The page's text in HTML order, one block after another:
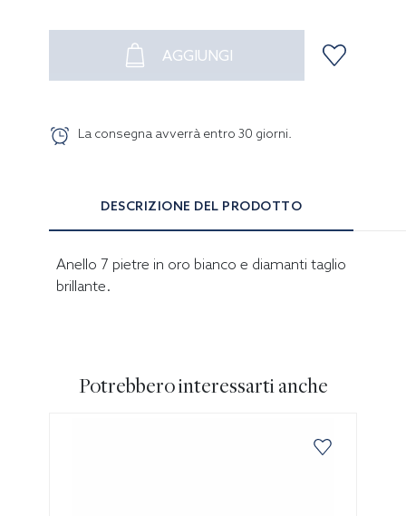
AGGIUNGI
La consegna avverrà entro 30 giorni.
DESCRIZIONE DEL PRODOTTO
Anello 7 pietre in oro bianco e diamanti taglio
brillante.
Potrebbero interessarti anche